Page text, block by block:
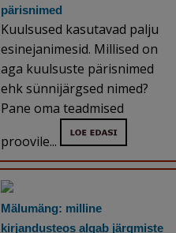
pärisnimed
Kuulsused kasutavad palju
esinejanimesid. Millised on
aga kuulsuste pärisnimed
ehk sünnijärgsed nimed?
Pane oma teadmised
proovile...
Mälumäng: milline
kirjandusteos algab järgmiste